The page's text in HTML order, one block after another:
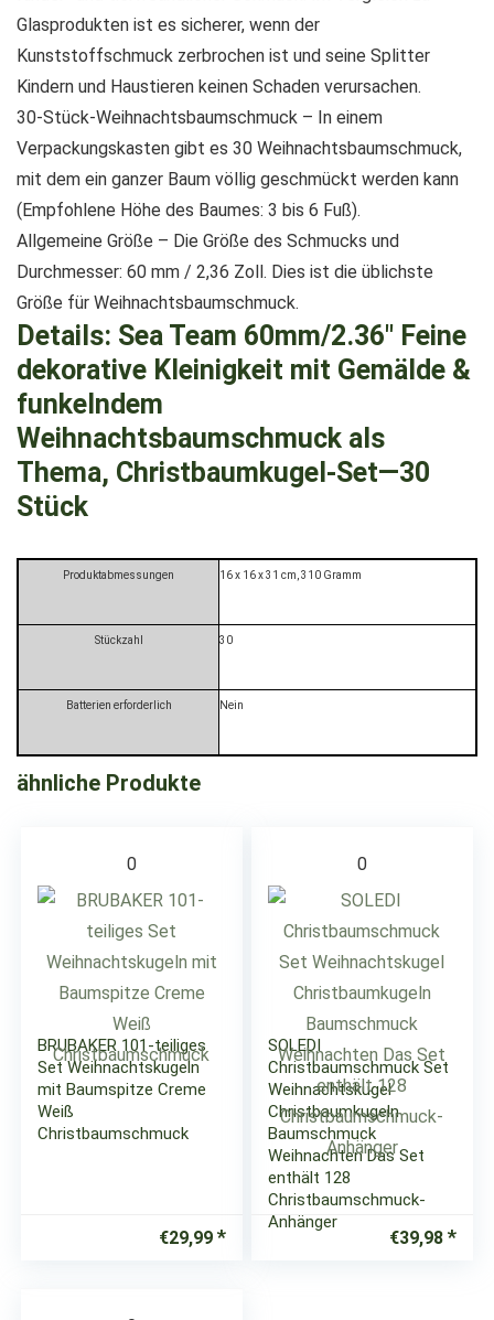
Glasprodukten ist es sicherer, wenn der
Kunststoffschmuck zerbrochen ist und seine Splitter
Kindern und Haustieren keinen Schaden verursachen.
30-Stück-Weihnachtsbaumschmuck – In einem
Verpackungskasten gibt es 30 Weihnachtsbaumschmuck,
mit dem ein ganzer Baum völlig geschmückt werden kann
(Empfohlene Höhe des Baumes: 3 bis 6 Fuß).
Allgemeine Größe – Die Größe des Schmucks und
Durchmesser: 60 mm / 2,36 Zoll. Dies ist die üblichste
Größe für Weihnachtsbaumschmuck.
Details: Sea Team 60mm/2.36″ Feine
dekorative Kleinigkeit mit Gemälde &
funkelndem
Weihnachtsbaumschmuck als
Thema, Christbaumkugel-Set—30
Stück
Produktabmessungen ‎16 x 16 x 31 cm, 310 Gramm
Stückzahl ‎30
Batterien erforderlich ‎Nein
ähnliche Produkte
0
BRUBAKER 101-teiliges
Set Weihnachtskugeln
mit Baumspitze Creme
Weiß
Christbaumschmuck
€29,99
0
SOLEDI
Christbaumschmuck Set
Weihnachtskugel
Christbaumkugeln
Baumschmuck
Weihnachten Das Set
enthält 128
Christbaumschmuck-
Anhänger
€39,98